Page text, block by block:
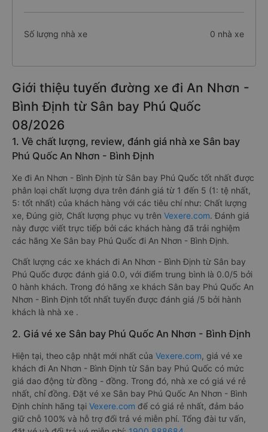
Số lượng nhà xe 0 nhà xe
Giới thiệu tuyến đường xe đi An Nhơn -
Bình Định từ Sân bay Phú Quốc
08/2026
1. Về chất lượng, review, đánh giá nhà xe Sân bay
Phú Quốc An Nhơn - Bình Định
Xe đi An Nhơn - Bình Định từ Sân bay Phú Quốc tốt nhất được
phân loại chất lượng dựa trên đánh giá từ 1 đến 5 (1: tệ nhất,
5: tốt nhất) của khách hàng với các tiêu chí như: Chất lượng
xe, Đúng giờ, Chất lượng phục vụ trên Vexere.com. Đánh giá
này được viết trực tiếp bởi các khách hàng đã trải nghiệm
các hãng Xe Sân bay Phú Quốc đi An Nhơn - Bình Định.
Chất lượng các xe khách đi An Nhơn - Bình Định từ Sân bay
Phú Quốc được đánh giá 0.0, với điểm trung bình là 0.0/5 bởi
0 hành khách. Trong đó hãng xe khách Sân bay Phú Quốc An
Nhơn - Bình Định tốt nhất tuyến được đánh giá /5 bởi hành
khách là nhà xe .
2. Giá vé xe Sân bay Phú Quốc An Nhơn - Bình Định
Hiện tại, theo cập nhật mới nhất của Vexere.com, giá vé xe
khách đi An Nhơn - Bình Định từ Sân bay Phú Quốc có mức
giá dao động từ đồng - đồng. Trong đó, nhà xe có giá vé rẻ
nhất, chỉ đồng. Đặt vé xe Sân bay Phú Quốc An Nhơn - Bình
Định chính hãng tại Vexere.com để có giá rẻ nhất, đảm bảo
giữ chỗ 100% và hỗ trợ đổi trả vé miễn phí. Tổng đài tư vấn,